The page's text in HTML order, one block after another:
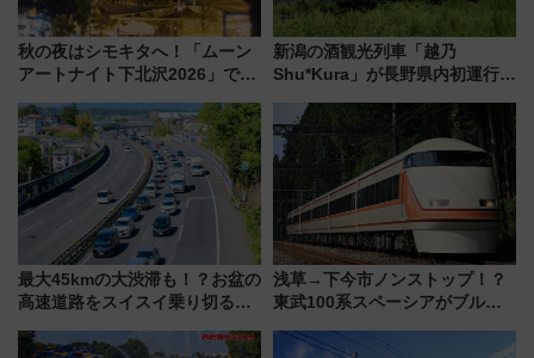
秋の夜はシモキタへ！「ムーン
アートナイト下北沢2026」でイ
を満喫しよう
新潟の酒観光列車「越乃
Shu*Kura」が長野県内初運行！
別企画
最大45kmの大渋滞も！？お盆の
高速道路をスイスイ乗り切る快
浅草→下今市ノンストップ！？
東武100系スペーシアがブルー
ー当時の停車駅」を再現 運転